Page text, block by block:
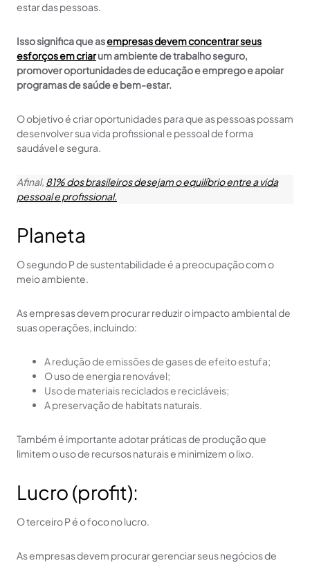
estar das pessoas.
Isso significa que asempresas devem concentrar seus
esforços em criarum ambiente de trabalho seguro,
promover oportunidades de educação e emprego e apoiar
programas de saúde e bem-estar.
O objetivo é criar oportunidades para que as pessoas possam
desenvolver sua vida profissional e pessoal de forma
saudável e segura.
Afinal, 81% dos brasileiros desejam o equilíbrio entre a vida
pessoal e profissional.
Planeta
O segundo P de sustentabilidade é a preocupação com o
meio ambiente.
As empresas devem procurar reduzir o impacto ambiental de
suas operações, incluindo:
A redução de emissões de gases de efeito estufa;
O uso de energia renovável;
Uso de materiais reciclados e recicláveis;
A preservação de habitats naturais.
Também é importante adotar práticas de produção que
limitem o uso de recursos naturais e minimizem o lixo.
Lucro (profit):
O terceiro P é o foco no lucro.
As empresas devem procurar gerenciar seus negócios de